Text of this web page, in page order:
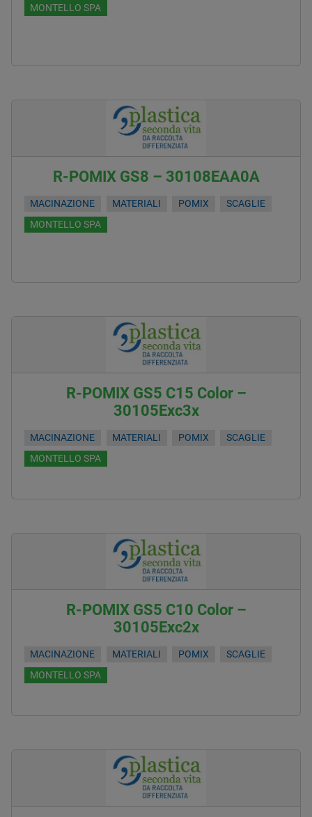
MONTELLO SPA
R-POMIX GS8 – 30108EAA0A
MACINAZIONE MATERIALI POMIX
SCAGLIE
MONTELLO SPA
R-POMIX GS5 C15 Color –
30105Exc3x
MACINAZIONE MATERIALI POMIX
SCAGLIE
MONTELLO SPA
R-POMIX GS5 C10 Color –
30105Exc2x
MACINAZIONE MATERIALI POMIX
SCAGLIE
MONTELLO SPA